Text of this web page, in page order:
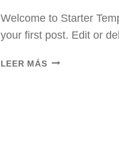
Welcome to Starter
your first post. Edit or
LEER MÁSHELLO